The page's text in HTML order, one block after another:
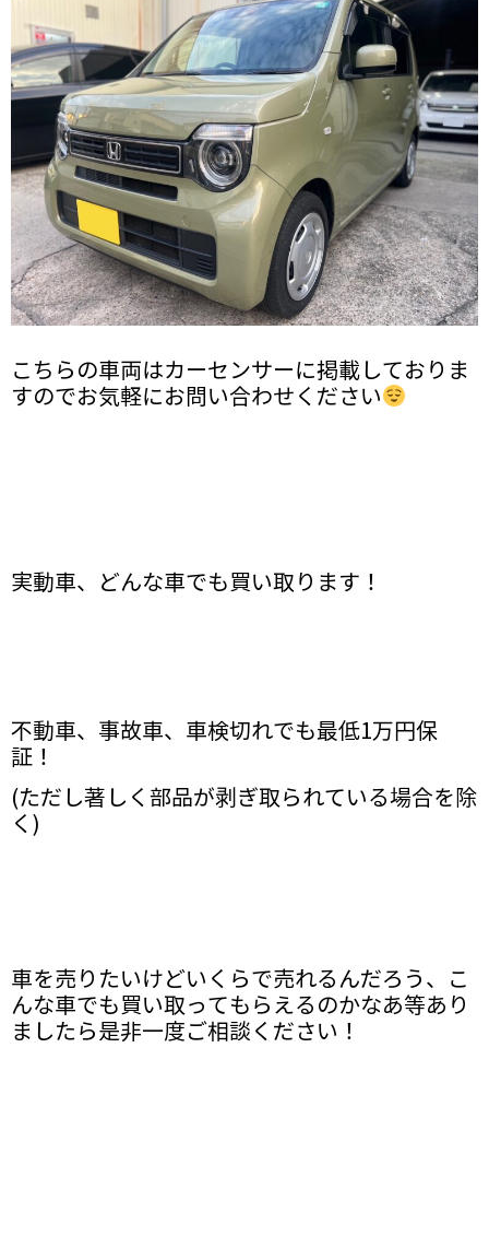
こちらの車両はカーセンサーに掲載しておりま
すのでお気軽にお問い合わせください
実動車、どんな車でも買い取ります！
不動車、事故車、車検切れでも最低1万円保
証！
(ただし著しく部品が剥ぎ取られている場合を除
く)
車を売りたいけどいくらで売れるんだろう、こ
んな車でも買い取ってもらえるのかなあ等あり
ましたら是非一度ご相談ください！